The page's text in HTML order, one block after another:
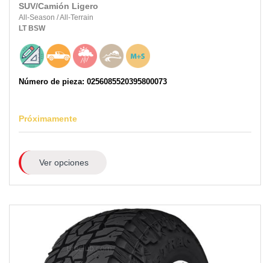
SUV/Camión Ligero
All-Season /All-Terrain
LT BSW
Número de pieza: 0256085520395800073
Próximamente
Ver opciones